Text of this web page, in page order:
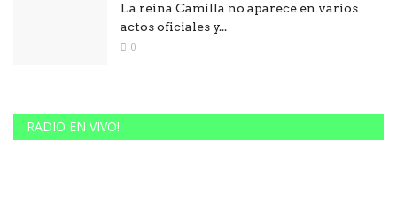
La reina Camilla no aparece en varios
actos oficiales y...
0
RADIO EN VIVO!